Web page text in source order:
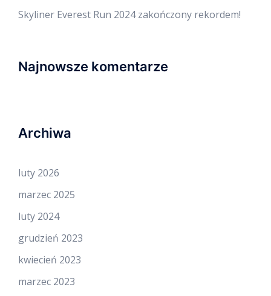
Skyliner Everest Run 2024 zakończony rekordem!
Najnowsze komentarze
Archiwa
luty 2026
marzec 2025
luty 2024
grudzień 2023
kwiecień 2023
marzec 2023